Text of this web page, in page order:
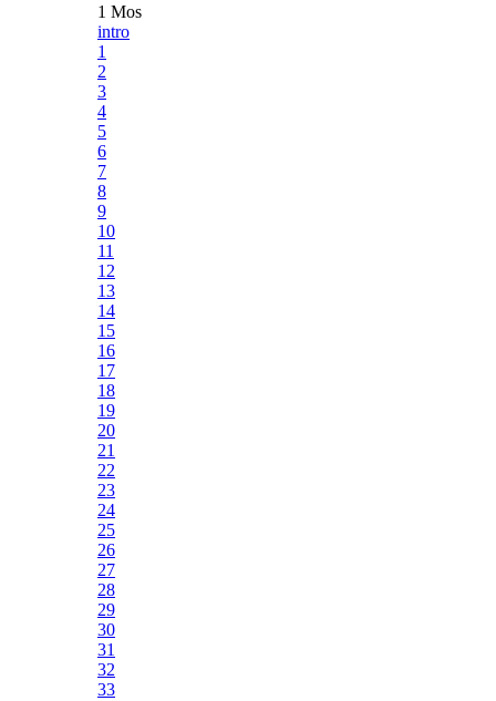
1 Mos
intro
1
2
3
4
5
6
7
8
9
10
11
12
13
14
15
16
17
18
19
20
21
22
23
24
25
26
27
28
29
30
31
32
33